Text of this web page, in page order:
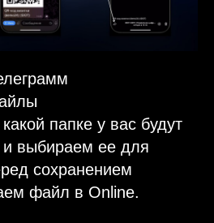
папке у вас будут
и выбираем ее для
сохранением
файл в Online.